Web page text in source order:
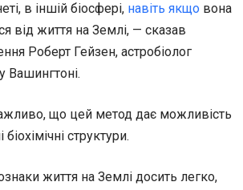
в іншій біосфері, навіть якщо вона
від життя на Землі, — сказав
Роберт Гейзен, астробіолог
Вашингтоні.
що цей метод дає можливість
структури.
ознаки життя на Землі досить легко,